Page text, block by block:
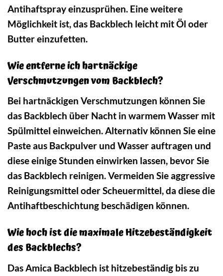
Antihaftspray einzusprühen. Eine weitere
Möglichkeit ist, das Backblech leicht mit Öl oder
Butter einzufetten.
Wie entferne ich hartnäckige
Verschmutzungen vom Backblech?
Bei hartnäckigen Verschmutzungen können Sie
das Backblech über Nacht in warmem Wasser mit
Spülmittel einweichen. Alternativ können Sie eine
Paste aus Backpulver und Wasser auftragen und
diese einige Stunden einwirken lassen, bevor Sie
das Backblech reinigen. Vermeiden Sie aggressive
Reinigungsmittel oder Scheuermittel, da diese die
Antihaftbeschichtung beschädigen können.
Wie hoch ist die maximale Hitzebeständigkeit
des Backblechs?
Das Amica Backblech ist hitzebeständig bis zu